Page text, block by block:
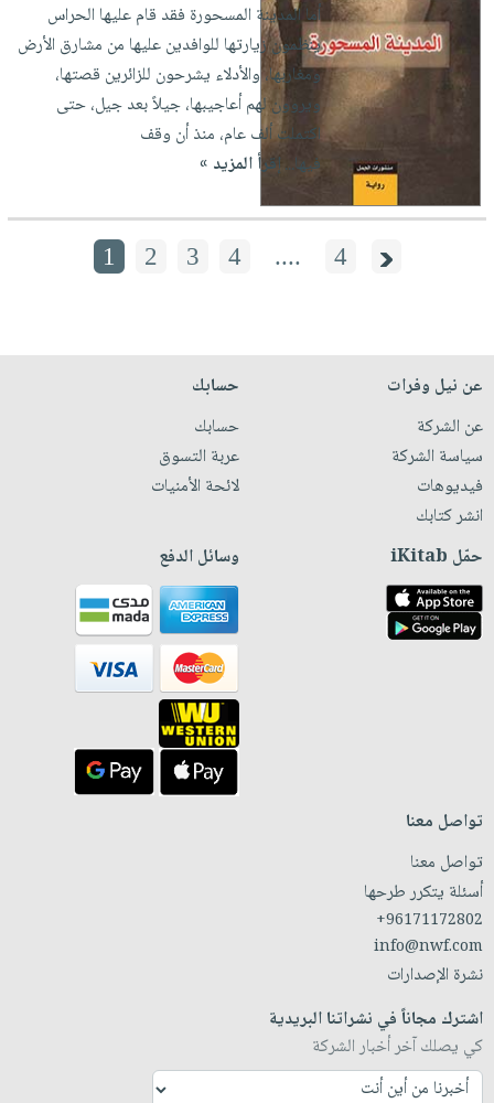
أما المدينة المسحورة فقد قام عليها الحراس
ينظمون زيارتها للوافدين عليها من مشارق الأرض
ومغاربها، والأدلاء يشرحون للزائرين قصتها،
ويروون لهم أعاجيبها، جيلاً بعد جيل، حتى
اكتملت ألف عام، منذ أن وقف
فيها...إقرأ المزيد »
1 2 3 4 .... 4
عن نيل وفرات
عن الشركة
سياسة الشركة
فيديوهات
انشر كتابك
حسابك
حسابك
عربة التسوق
لائحة الأمنيات
حمّل iKitab وسائل الدفع
تواصل معنا
تواصل معنا
أسئلة يتكرر طرحها
+96171172802
info@nwf.com
نشرة الإصدارات
اشترك مجاناً في نشراتنا البريدية
كي يصلك آخر أخبار الشركة